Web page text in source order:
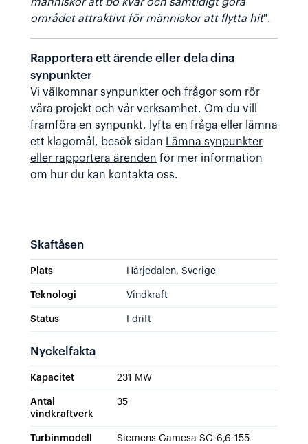
området attraktivt för människor att flytta hit".
Rapportera ett ärende eller dela dina
synpunkter
Vi välkomnar synpunkter och frågor som rör
våra projekt och vår verksamhet. Om du vill
framföra en synpunkt, lyfta en fråga eller lämna
ett klagomål, besök sidan Lämna synpunkter
eller rapportera ärenden för mer information
om hur du kan kontakta oss.
Skaftåsen
Plats Härjedalen, Sverige
Teknologi Vindkraft
Status I drift
Nyckelfakta
Kapacitet 231 MW
Antal
vindkraftverk
35
Turbinmodell Siemens Gamesa SG-6,6-155